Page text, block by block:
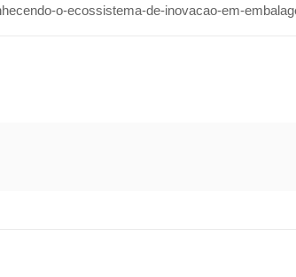
o-ecossistema-de-inovacao-em-